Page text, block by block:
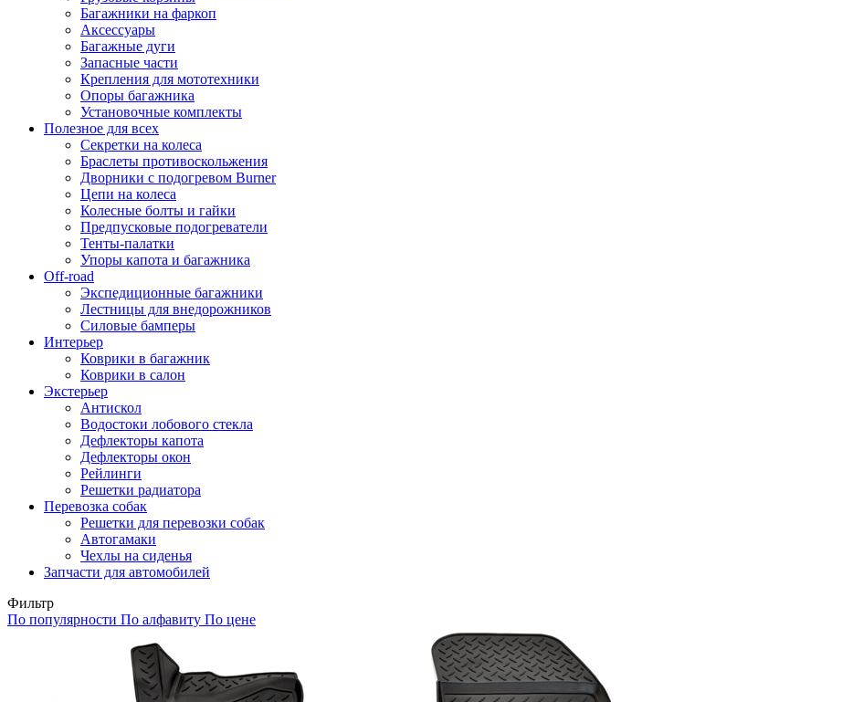
Багажники на фаркоп
Аксессуары
Багажные дуги
Запасные части
Крепления для мототехники
Опоры багажника
Установочные комплекты
Полезное для всех
Секретки на колеса
Браслеты противоскольжения
Дворники с подогревом Burner
Цепи на колеса
Колесные болты и гайки
Предпусковые подогреватели
Тенты-палатки
Упоры капота и багажника
Off-road
Экспедиционные багажники
Лестницы для внедорожников
Силовые бамперы
Интерьер
Коврики в багажник
Коврики в салон
Экстерьер
Антискол
Водостоки лобового стекла
Дефлекторы капота
Дефлекторы окон
Рейлинги
Решетки радиатора
Перевозка собак
Решетки для перевозки собак
Автогамаки
Чехлы на сиденья
Запчасти для автомобилей
Фильтр
По популярности По алфавиту По цене